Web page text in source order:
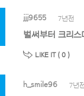
jjj9655 7년전
벌써부터 크리스
LIKE IT ( 0 )
h_smile96 7년전